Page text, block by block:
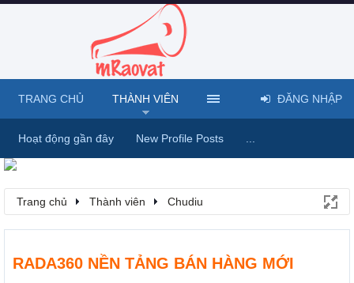
Trang chủ Thành viên Chudiu
RADA360 NỀN TẢNG BÁN HÀNG MỚI
TRANG CHỦ THÀNH VIÊN
Hoạt động gần đây New Profile Posts
ĐĂNG NHẬP